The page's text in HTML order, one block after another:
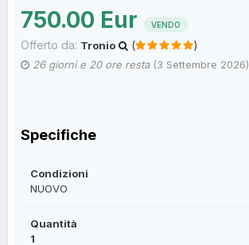
750.00 Eur VENDO
Offerto da: Tronio ( )
26 giorni e 20 ore resta(3 Settembre 2026)
Specifiche
Condizioni
NUOVO
Quantità
1